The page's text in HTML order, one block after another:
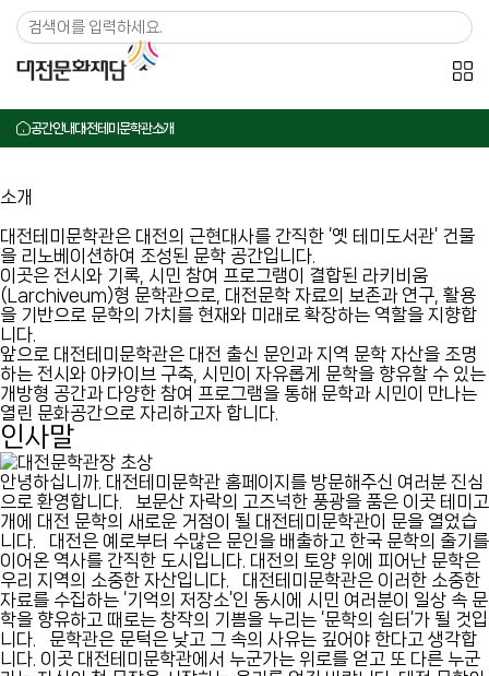
메뉴 바로가기
본문 바로가기
공간안내대전테미문학관소개
소개
대전테미문학관은 대전의 근현대사를 간직한 ‘옛 테미도서관’ 건물
을 리노베이션하여 조성된 문학 공간입니다.
이곳은 전시와 기록, 시민 참여 프로그램이 결합된 라키비움
(Larchiveum)형 문학관으로, 대전문학 자료의 보존과 연구, 활용
을 기반으로 문학의 가치를 현재와 미래로 확장하는 역할을 지향합
니다.
앞으로 대전테미문학관은 대전 출신 문인과 지역 문학 자산을 조명
하는 전시와 아카이브 구축, 시민이 자유롭게 문학을 향유할 수 있는
개방형 공간과 다양한 참여 프로그램을 통해 문학과 시민이 만나는
열린 문화공간으로 자리하고자 합니다.
인사말
안녕하십니까. 대전테미문학관 홈페이지를 방문해주신 여러분 진심
으로 환영합니다.
보문산 자락의 고즈넉한 풍광을 품은 이곳 테미고
개에 대전 문학의 새로운 거점이 될 대전테미문학관이 문을 열었습
니다.
대전은 예로부터 수많은 문인을 배출하고 한국 문학의 줄기를
이어온 역사를 간직한 도시입니다. 대전의 토양 위에 피어난 문학은
우리 지역의 소중한 자산입니다.
대전테미문학관은 이러한 소중한
자료를 수집하는 ‘기억의 저장소’인 동시에 시민 여러분이 일상 속 문
학을 향유하고 때로는 창작의 기쁨을 누리는 ‘문학의 쉼터’가 될 것입
니다.
문학관은 문턱은 낮고 그 속의 사유는 깊어야 한다고 생각합
니다. 이곳 대전테미문학관에서 누군가는 위로를 얻고 또 다른 누군